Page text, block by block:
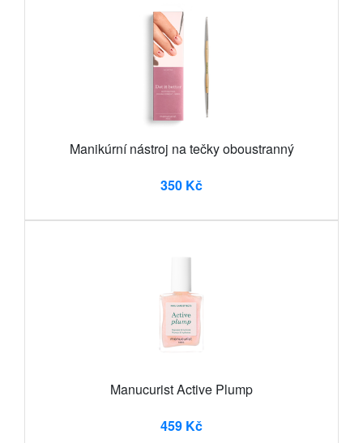
Manikúrní nástroj na tečky oboustranný
350 Kč
Manucurist Active Plump
459 Kč